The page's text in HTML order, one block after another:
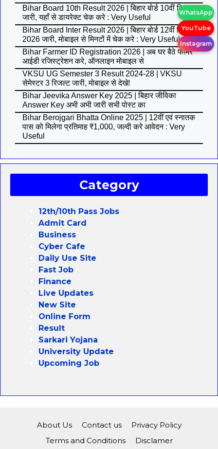
Bihar Board 10th Result 2026 | बिहार बोर्ड 10वीं रिजल्ट
जारी, यहाँ से डायरेक्ट चेक करे : Very Useful
Bihar Board Inter Result 2026 | बिहार बोर्ड 12वीं रिजल्ट
2026 जारी, मोबाइल से मिनटों में चेक करे : Very Useful
Bihar Farmer ID Registration 2026 | अब घर बैठे फार्मर
आईडी रजिस्ट्रेशन करे, ऑनलाइन मोबाइल से
VKSU UG Semester 3 Result 2024-28 | VKSU
सेमेस्टर 3 रिजल्ट जारी, मोबाइल से देखे!
Bihar Jeevika Answer Key 2025 | बिहार जीविका
Answer Key अभी अभी जारी सभी पोस्ट का
Bihar Berojgari Bhatta Online 2025 | 12वीं एवं स्नातक
पास को मिलेगा प्रतिमाह ₹1,000, जल्दी करे आवेदन : Very
Useful
Category
12th/10th Pass Jobs
Admit Card
Business
Cyber Cafe
Daily Use Site
Fast Job
Finance
Live Updates
New Site
Online Form
Result
Sarkari Yojana
University Update
Upcoming Job
About Us Contact us
Privacy Policy
Terms and Conditions
Disclamer
WhatsApp
YouTube
Instagram